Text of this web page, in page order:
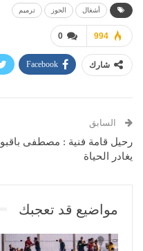
أشغال الحوز ترميم
0 994
شارك Facebook
السابق
رحيل قامة فنية : مصطفى باقبو
يغادر الحياة
مواضيع قد تعجبك